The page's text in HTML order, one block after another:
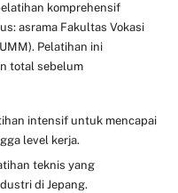
komprehensif
asrama Fakultas Vokasi
Pelatihan ini
total sebelum
intensif untuk mencapai
level kerja.
teknis yang
di Jepang.